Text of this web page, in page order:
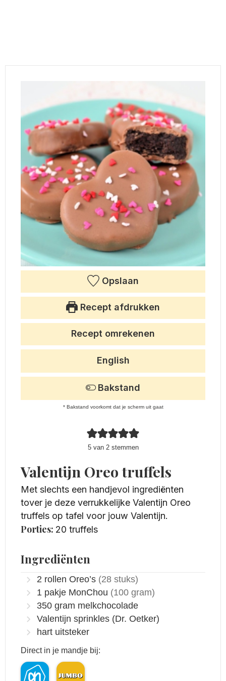
Opslaan
Recept afdrukken
5van 2stemmen
Recept omrekenen
English
Bakstand
* Bakstand voorkomt dat je scherm uit gaat
Valentijn Oreo truffels
Met slechts een handjevol ingrediënten
tover je deze verrukkelijke Valentijn Oreo
truffels op tafel voor jouw Valentijn.
Porties: 20 truffels
Ingrediënten
2 rollen Oreo’s (28 stuks)
1 pakje MonChou (100 gram)
350 gram melkchocolade
Valentijn sprinkles (Dr. Oetker)
hart uitsteker
Direct in je mandje bij: